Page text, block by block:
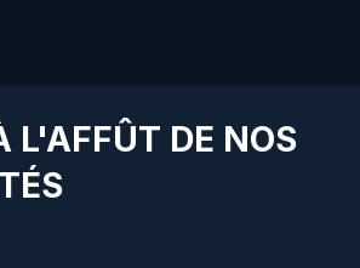
L'AFFÛT DE NOS